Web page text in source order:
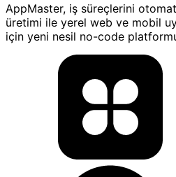
AppMaster, iş süreçlerini
üretimi ile yerel web ve mobil
için yeni nesil no-code